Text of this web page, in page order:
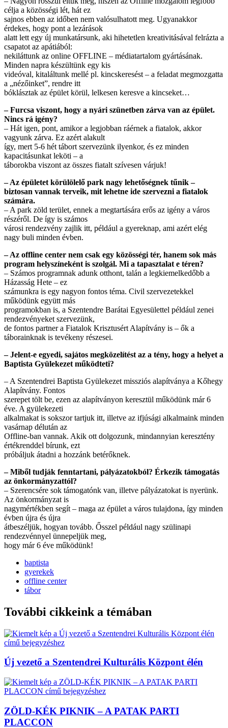
célja a közösségi lét, hát ez
sajnos ebben az időben nem valósulhatott meg. Ugyanakkor
érdekes, hogy pont a lezárások
alatt lett egy új munkatársunk, aki hihetetlen kreativitásával felrázta a
csapatot az apátiából:
nekiláttunk az online OFFLINE – médiatartalom gyártásának.
Minden napra készültünk egy kis
videóval, kitaláltunk mellé pl. kincskeresést – a feladat megmozgatta
a „nézőinket”, rendre itt
bóklásztak az épület körül, lelkesen keresve a kincseket…
– Furcsa viszont, hogy a nyári szünetben zárva van az épület.
Nincs rá igény?
– Hát igen, pont, amikor a legjobban ráérnek a fiatalok, akkor
vagyunk zárva. Ez azért alakult
így, mert 5-6 hét tábort szervezünk ilyenkor, és ez minden
kapacitásunkat leköti – a
táborokba viszont az összes fiatalt szívesen várjuk!
– Az épületet körülölelő park nagy lehetőségnek tűnik –
biztosan vannak terveik, mit lehetne ide szervezni a fiatalok
számára.
– A park zöld terület, ennek a megtartására erős az igény a város
részéről. De így is számos
városi rendezvény zajlik itt, például a gyereknap, ami azért elég
nagy buli minden évben.
– Az offline center nem csak egy közösségi tér, hanem sok más
program helyszíneként is szolgál. Mi a tapasztalat e téren?
– Számos programnak adunk otthont, talán a legkiemelkedőbb a
Házasság Hete – ez
számunkra is egy nagyon fontos téma. Civil szervezetekkel
működünk együtt más
programokban is, a Szentendre Barátai Egyesülettel például zenei
rendezvényeket szervezünk,
de fontos partner a Fiatalok Krisztusért Alapítvány is – ők a
táborainknak is tevékeny részesei.
– Jelent-e egyedi, sajátos megközelítést az a tény, hogy a helyet a
Baptista Gyülekezet működteti?
– A Szentendrei Baptista Gyülekezet missziós alapítványa a Kőhegy
Alapítvány. Fontos
szerepet tölt be, ezen az alapítványon keresztül működünk már 6
éve. A gyülekezeti
alkalmakat is sokszor tartjuk itt, illetve az ifjúsági alkalmaink minden
vasárnap délután az
Offline-ban vannak. Akik ott dolgozunk, mindannyian keresztény
értékrenddel bírunk, ezt
próbáljuk átadni a hozzánk betérőknek.
– Miből tudják fenntartani, pályázatokból? Érkezik támogatás
az önkormányzattól?
– Szerencsére sok támogatónk van, illetve pályázatokat is nyerünk.
Az önkormányzat is
nagymértékben segít – maga az épület a város tulajdona, így minden
évben újra és újra
átbeszéljük, hogyan tovább. Ősszel például nagy szülinapi
rendezvénnyel ünnepeljük meg,
hogy már 6 éve működünk!
baptista
gyerekek
offline center
tábor
További cikkeink a témában
Új vezető a Szentendrei Kulturális Központ élén
ZÖLD-KÉK PIKNIK – A PATAK PARTI
PLACCON